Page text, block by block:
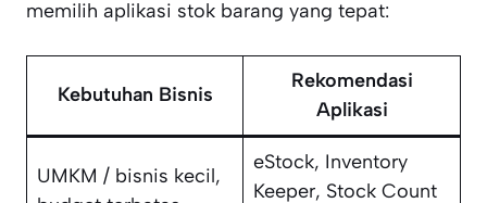
memilih aplikasi stok barang yang tepat:
Kebutuhan Bisnis
Rekomendasi
Aplikasi
UMKM / bisnis kecil,
eStock, Inventory
Keeper, Stock Count